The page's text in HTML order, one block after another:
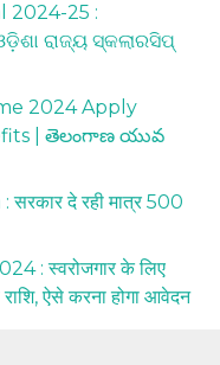
2024-25 :
ରାଜ୍ୟ ସ୍କଲାରସିପ୍
2024 Apply
| తెలంగాణ యువ
दे रही मात्र 500
: स्वरोजगार के लिए
ऐसे करना होगा आवेदन